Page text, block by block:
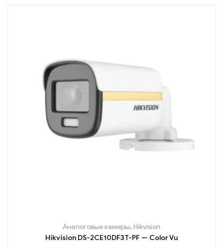
Аналоговые камеры, Hikvision
Hikvision DS-2CE10DF3T-PF — Color Vu